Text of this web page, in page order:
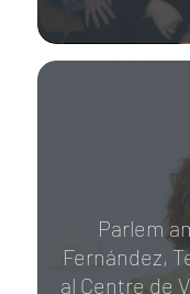
Parlem
Fernández,
al Centre de